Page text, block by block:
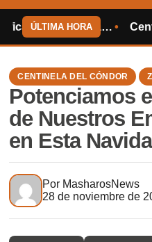
ÚLTIMA HORA
el Mundial de 2030 Centinela del
CENTINELA DEL CÓNDOR
Potenciamos
de Nuestros
en Esta
Por MasharosNews
28 de noviembre de